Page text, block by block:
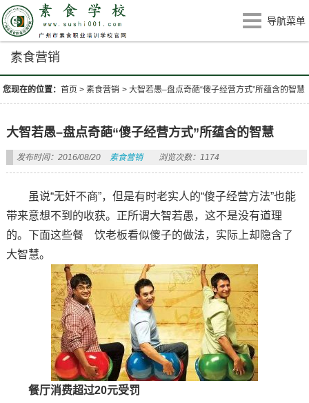
导航菜单
素食营销
您现在的位置：首页 >素食营销 >大智若愚–盘点奇葩“傻子经营方式”所蕴含的智慧
大智若愚–盘点奇葩“傻子经营方式”所蕴含的智慧
发布时间：2016/08/20 素食营销 浏览次数：1174
虽说“无奸不商”，但是有时老实人的“傻子经营方法”也能
带来意想不到的收获。正所谓大智若愚，这不是没有道理
的。下面这些餐 饮老板看似傻子的做法，实际上却隐含了
大智慧。
餐厅消费超过20元受罚